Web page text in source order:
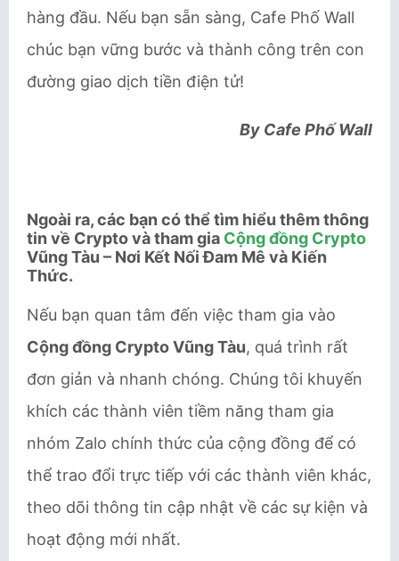
hàng đầu. Nếu bạn sẵn sàng, Cafe Phố Wall
chúc bạn vững bước và thành công trên con
đường giao dịch tiền điện tử!
By Cafe Phố Wall
Ngoài ra, các bạn có thể tìm hiểu thêm thông
tin về Crypto và tham gia Cộng đồng Crypto
Vũng Tàu – Nơi Kết Nối Đam Mê và Kiến
Thức.
Nếu bạn quan tâm đến việc tham gia vào
Cộng đồng Crypto Vũng Tàu, quá trình rất
đơn giản và nhanh chóng. Chúng tôi khuyến
khích các thành viên tiềm năng tham gia
nhóm Zalo chính thức của cộng đồng để có
thể trao đổi trực tiếp với các thành viên khác,
theo dõi thông tin cập nhật về các sự kiện và
hoạt động mới nhất.